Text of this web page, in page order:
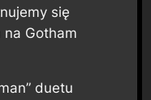
się
na Gotham
duetu